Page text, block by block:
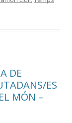
DE
ES
MÓN –